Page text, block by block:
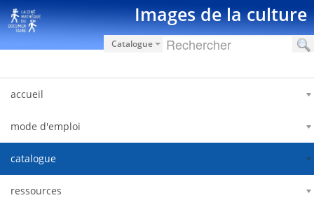
Saut au contenu Images de la culture
Catalogue
accueil
mode d'emploi
catalogue
ressources